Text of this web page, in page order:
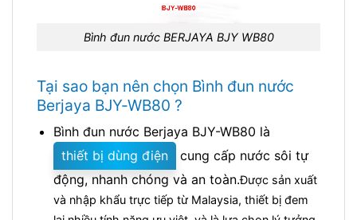
Bình đun nước BERJAYA BJY WB80
Tại sao bạn nên chọn Bình đun nước
Berjaya BJY-WB80 ?
Bình đun nước Berjaya BJY-WB80 là
thiết bị dùng điện
cung cấp nước sôi tự
động, nhanh chóng và an toàn.Được sản xuất
và nhập khẩu trực tiếp từ Malaysia, thiết bị đem